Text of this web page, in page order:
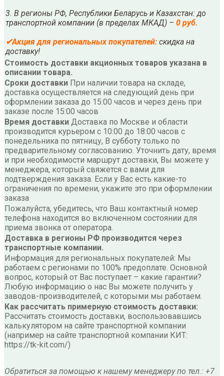
3. В регионы РФ, Республики Беларусь и Казахстан: до
транспортной компании (в пределах МКАД) – 0 руб.
✔Акция для региональных покупателей: скидка на
доставку!
Стоимость доставки акционных товаров указана в
описании товара.
Сроки доставки При наличии товара на складе,
доставка осуществляется на следующий день при
оформлении заказа до 15:00 часов и через день при
заказе после 15:00 часов
Время доставки Доставка по Москве и области
производится курьером с 10:00 до 18:00 часов с
понедельника по пятницу, В субботу только по
предварительному согласованию. Уточнить дату, время
и при необходимости маршрут доставки, Вы можете у
менеджера, который свяжется с вами для
подтверждения заказа. Если у Вас есть какие-то
ограничения по времени, укажите это при оформлении
заказа
Пожалуйста, убедитесь, что Ваш контактный номер
телефона находится во включенном состоянии для
приема звонка от оператора.
Доставка в регионы РФ производится через
транспортные компании.
Информация для региональных покупателей: Мы
работаем с регионами по 100% предоплате. Основной
вопрос, который от Вас поступает – какие гарантии?
Любую информацию о нас Вы можете получить у
заводов-производителей, с которыми мы работаем.
Как рассчитать примерную стоимость доставки:
Рассчитать стоимость доставки, воспользовавшись
калькулятором на сайте транспортной компании
(например на сайте транспортной компании КИТ:
https://tk-kit.com/)
Обратиться за помощью к нашему менеджеру по тел.: +7